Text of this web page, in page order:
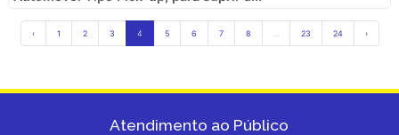
‹ 1 2 3 4 5 6 7 8 23 24 ›
Atendimento ao Público